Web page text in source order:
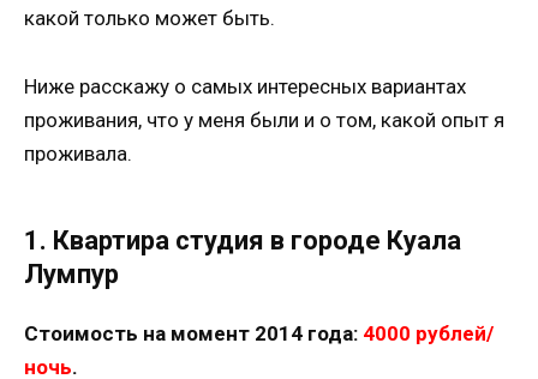
какой только может быть.
Ниже расскажу о самых интересных вариантах
проживания, что у меня были и о том, какой опыт я
проживала.
1. Квартира студия в городе Куала
Лумпур
Стоимость на момент 2014 года: 4000 рублей/
ночь.